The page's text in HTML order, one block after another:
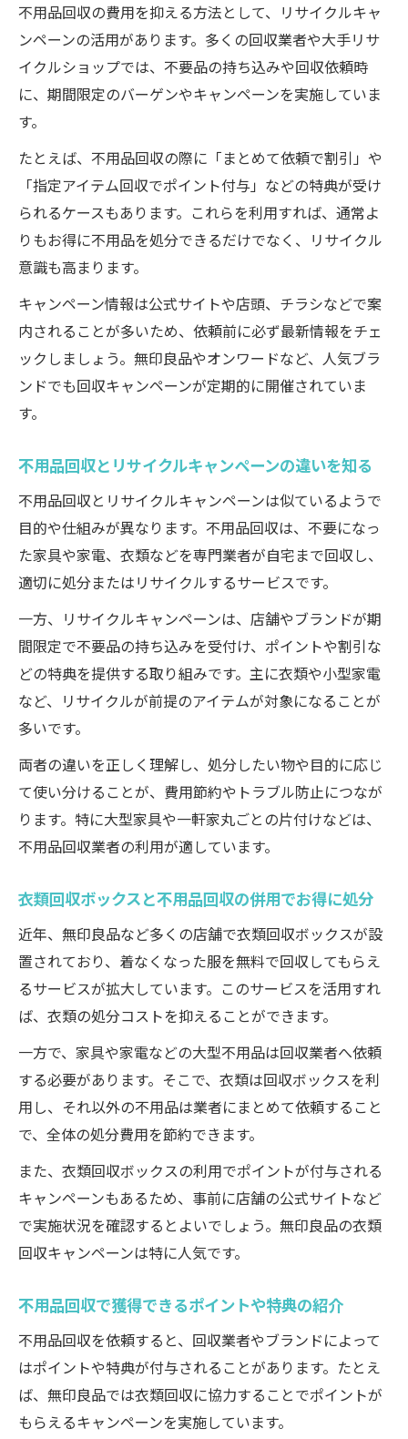
不用品回収の費用を抑える方法として、リサイクルキャ
ンペーンの活用があります。多くの回収業者や大手リサ
イクルショップでは、不要品の持ち込みや回収依頼時
に、期間限定のバーゲンやキャンペーンを実施していま
す。
たとえば、不用品回収の際に「まとめて依頼で割引」や
「指定アイテム回収でポイント付与」などの特典が受け
られるケースもあります。これらを利用すれば、通常よ
りもお得に不用品を処分できるだけでなく、リサイクル
意識も高まります。
キャンペーン情報は公式サイトや店頭、チラシなどで案
内されることが多いため、依頼前に必ず最新情報をチェ
ックしましょう。無印良品やオンワードなど、人気ブラ
ンドでも回収キャンペーンが定期的に開催されていま
す。
不用品回収とリサイクルキャンペーンの違いを知る
不用品回収とリサイクルキャンペーンは似ているようで
目的や仕組みが異なります。不用品回収は、不要になっ
た家具や家電、衣類などを専門業者が自宅まで回収し、
適切に処分またはリサイクルするサービスです。
一方、リサイクルキャンペーンは、店舗やブランドが期
間限定で不要品の持ち込みを受付け、ポイントや割引な
どの特典を提供する取り組みです。主に衣類や小型家電
など、リサイクルが前提のアイテムが対象になることが
多いです。
両者の違いを正しく理解し、処分したい物や目的に応じ
て使い分けることが、費用節約やトラブル防止につなが
ります。特に大型家具や一軒家丸ごとの片付けなどは、
不用品回収業者の利用が適しています。
衣類回収ボックスと不用品回収の併用でお得に処分
近年、無印良品など多くの店舗で衣類回収ボックスが設
置されており、着なくなった服を無料で回収してもらえ
るサービスが拡大しています。このサービスを活用すれ
ば、衣類の処分コストを抑えることができます。
一方で、家具や家電などの大型不用品は回収業者へ依頼
する必要があります。そこで、衣類は回収ボックスを利
用し、それ以外の不用品は業者にまとめて依頼すること
で、全体の処分費用を節約できます。
また、衣類回収ボックスの利用でポイントが付与される
キャンペーンもあるため、事前に店舗の公式サイトなど
で実施状況を確認するとよいでしょう。無印良品の衣類
回収キャンペーンは特に人気です。
不用品回収で獲得できるポイントや特典の紹介
不用品回収を依頼すると、回収業者やブランドによって
はポイントや特典が付与されることがあります。たとえ
ば、無印良品では衣類回収に協力することでポイントが
もらえるキャンペーンを実施しています。